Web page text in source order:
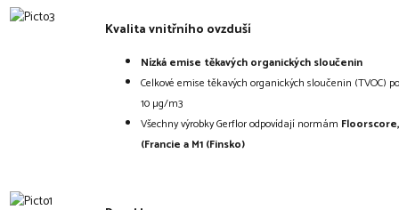
Kvalita vnitřního ovzduší
Nízká emise těkavých organických sloučenin
Celkové emise těkavých organických sloučenin (TVOC)
10 µg/m3
Všechny výrobky Gerflor odpovídají normám
(Francie a M1 (Finsko)